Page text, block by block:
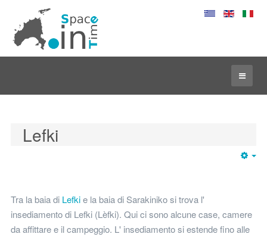
Lefki
Tra la baia di Lefkie la baia di Sarakiniko si trova l'
insediamento di Lefki (Lèfki). Qui ci sono alcune case, camere
da affittare e il campeggio. L' insediamento si estende fino alle